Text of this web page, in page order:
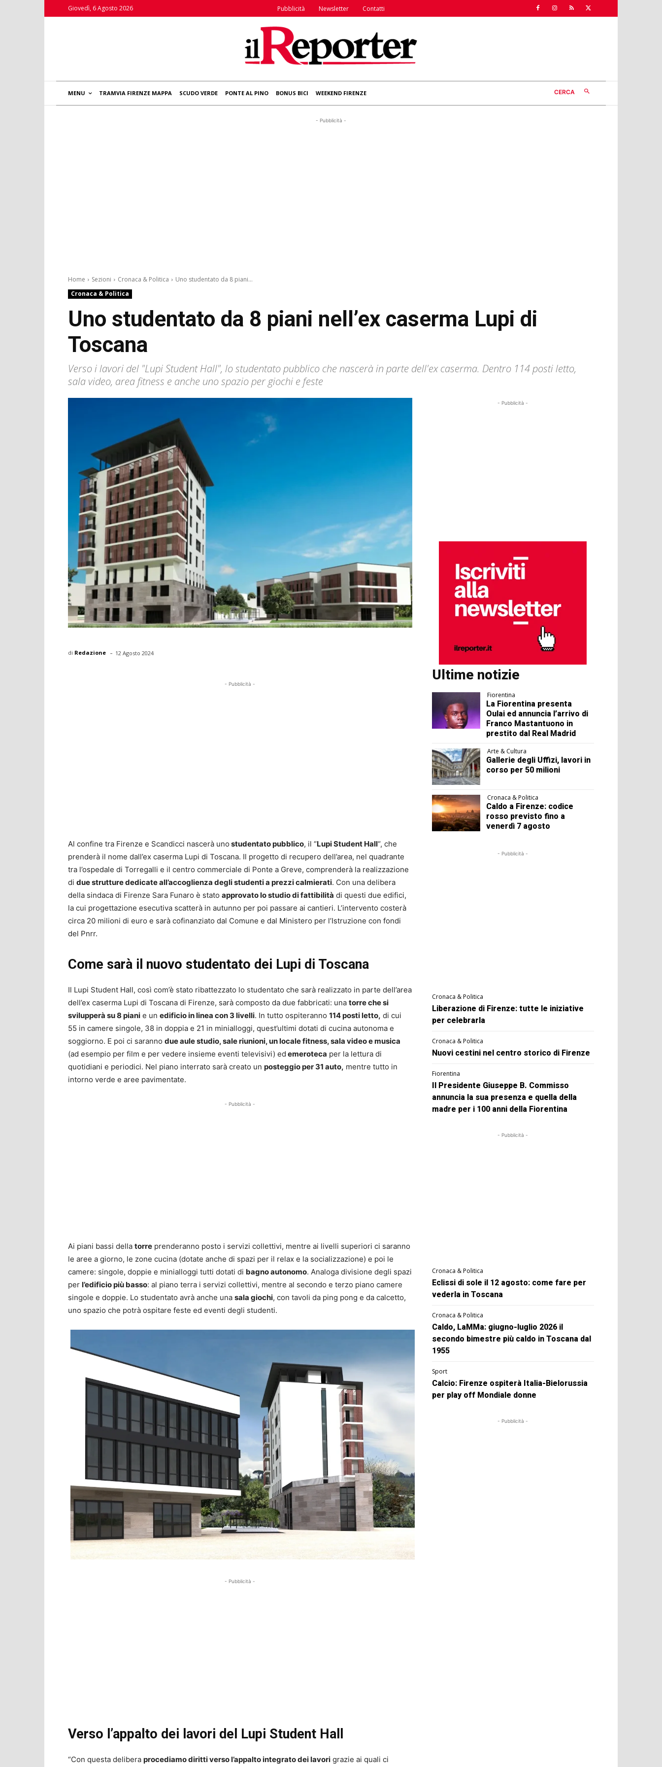
Giovedì, 6 Agosto 2026 Pubblicità Newsletter Contatti
MENU TRAMVIA FIRENZE MAPPA SCUDO VERDE PONTE AL PINO BONUS BICI WEEKEND FIRENZE CERCA
- Pubblicità -
Home Sezioni Cronaca & Politica
Uno studentato da 8 piani...
Cronaca & Politica
Uno studentato da 8 piani nell’ex caserma Lupi di
Toscana
Verso i lavori del "Lupi Student Hall", lo studentato pubblico che nascerà in parte dell'ex caserma. Dentro 114 posti letto,
sala video, area fitness e anche uno spazio per giochi e feste
di Redazione - 12 Agosto 2024
- Pubblicità -
Al confine tra Firenze e Scandicci nascerà uno studentato pubblico, il “Lupi Student Hall“, che
prenderà il nome dall’ex caserma Lupi di Toscana. Il progetto di recupero dell’area, nel quadrante
tra l’ospedale di Torregalli e il centro commerciale di Ponte a Greve, comprenderà la realizzazione
di due strutture dedicate all’accoglienza degli studenti a prezzi calmierati. Con una delibera
della sindaca di Firenze Sara Funaro è stato approvato lo studio di fattibilità di questi due edifici,
la cui progettazione esecutiva scatterà in autunno per poi passare ai cantieri. L’intervento costerà
circa 20 milioni di euro e sarà cofinanziato dal Comune e dal Ministero per l’Istruzione con fondi
del Pnrr.
Come sarà il nuovo studentato dei Lupi di Toscana
Il Lupi Student Hall, così com’è stato ribattezzato lo studentato che sarà realizzato in parte dell’area
dell’ex caserma Lupi di Toscana di Firenze, sarà composto da due fabbricati: una torre che si
svilupperà su 8 piani e un edificio in linea con 3 livelli. In tutto ospiteranno 114 posti letto, di cui
55 in camere singole, 38 in doppia e 21 in minialloggi, quest’ultimi dotati di cucina autonoma e
soggiorno. E poi ci saranno due aule studio, sale riunioni, un locale fitness, sala video e musica
(ad esempio per film e per vedere insieme eventi televisivi) ed emeroteca per la lettura di
quotidiani e periodici. Nel piano interrato sarà creato un posteggio per 31 auto, mentre tutto in
intorno verde e aree pavimentate.
- Pubblicità -
Ai piani bassi della torre prenderanno posto i servizi collettivi, mentre ai livelli superiori ci saranno
le aree a giorno, le zone cucina (dotate anche di spazi per il relax e la socializzazione) e poi le
camere: singole, doppie e minialloggi tutti dotati di bagno autonomo. Analoga divisione degli spazi
per l’edificio più basso: al piano terra i servizi collettivi, mentre al secondo e terzo piano camere
singole e doppie. Lo studentato avrà anche una sala giochi, con tavoli da ping pong e da calcetto,
uno spazio che potrà ospitare feste ed eventi degli studenti.
- Pubblicità -
Verso l’appalto dei lavori del Lupi Student Hall
“Con questa delibera procediamo diritti verso l’appalto integrato dei lavori grazie ai quali ci
- Pubblicità -
Ultime notizie
Fiorentina
La Fiorentina presenta
Oulai ed annuncia l’arrivo di
Franco Mastantuono in
prestito dal Real Madrid
Arte & Cultura
Gallerie degli Uffizi, lavori in
corso per 50 milioni
Cronaca & Politica
Caldo a Firenze: codice
rosso previsto fino a
venerdì 7 agosto
- Pubblicità -
Cronaca & Politica
Liberazione di Firenze: tutte le iniziative
per celebrarla
Cronaca & Politica
Nuovi cestini nel centro storico di Firenze
Fiorentina
Il Presidente Giuseppe B. Commisso
annuncia la sua presenza e quella della
madre per i 100 anni della Fiorentina
- Pubblicità -
Cronaca & Politica
Eclissi di sole il 12 agosto: come fare per
vederla in Toscana
Cronaca & Politica
Caldo, LaMMa: giugno-luglio 2026 il
secondo bimestre più caldo in Toscana dal
1955
Sport
Calcio: Firenze ospiterà Italia-Bielorussia
per play off Mondiale donne
- Pubblicità -